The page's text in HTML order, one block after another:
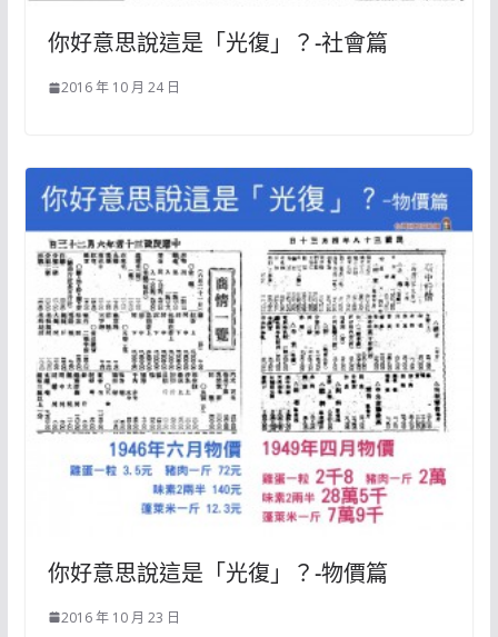
你好意思說這是「光復」？-社會篇
2016 年 10 月 24 日
你好意思說這是「光復」？-物價篇
2016 年 10 月 23 日